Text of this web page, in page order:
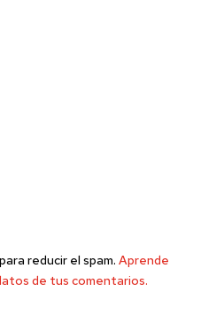
reducir el spam. Aprende
de tus comentarios.